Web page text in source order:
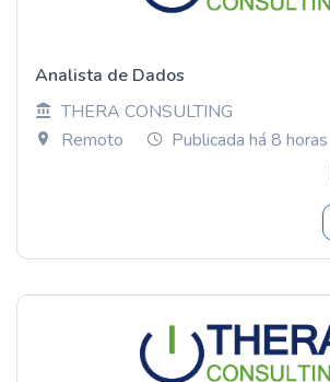
Analista de Dados
THERA CONSULTING
Remoto
Publicada há 8 horas